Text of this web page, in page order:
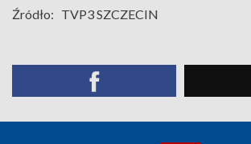
Źródło: TVP3 SZCZECIN